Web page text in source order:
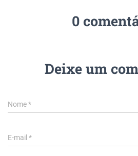
0
Deixe um
Nome*
E-mail *